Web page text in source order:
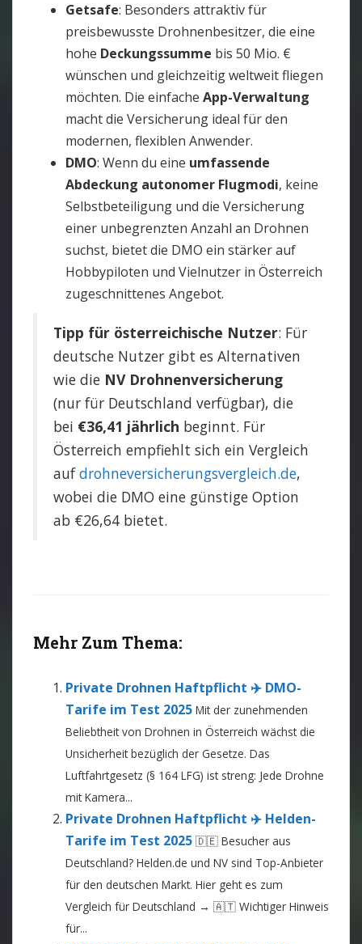
Getsafe: Besonders attraktiv für
preisbewusste Drohnenbesitzer, die eine
hohe Deckungssumme bis 50 Mio. €
wünschen und gleichzeitig weltweit fliegen
möchten. Die einfache App-Verwaltung
macht die Versicherung ideal für den
modernen, flexiblen Anwender.
DMO: Wenn du eine umfassende
Abdeckung autonomer Flugmodi, keine
Selbstbeteiligung und die Versicherung
einer unbegrenzten Anzahl an Drohnen
suchst, bietet die DMO ein stärker auf
Hobbypiloten und Vielnutzer in Österreich
zugeschnittenes Angebot.
Tipp für österreichische Nutzer: Für
deutsche Nutzer gibt es Alternativen
wie die NV Drohnenversicherung
(nur für Deutschland verfügbar), die
bei €36,41 jährlich beginnt. Für
Österreich empfiehlt sich ein Vergleich
aufdrohneversicherungsvergleich.de,
wobei die DMO eine günstige Option
ab €26,64 bietet.
Mehr Zum Thema:
Private Drohnen Haftpflicht ✈️ DMO-
Tarife im Test 2025 Mit der zunehmenden
Beliebtheit von Drohnen in Österreich wächst die
Unsicherheit bezüglich der Gesetze. Das
Luftfahrtgesetz (§ 164 LFG) ist streng: Jede Drohne
mit Kamera...
Private Drohnen Haftpflicht ✈️ Helden-
Tarife im Test 2025 🇩🇪 Besucher aus
Deutschland? Helden.de und NV sind Top-Anbieter
für den deutschen Markt. Hier geht es zum
Vergleich für Deutschland → 🇦🇹 Wichtiger Hinweis
für...